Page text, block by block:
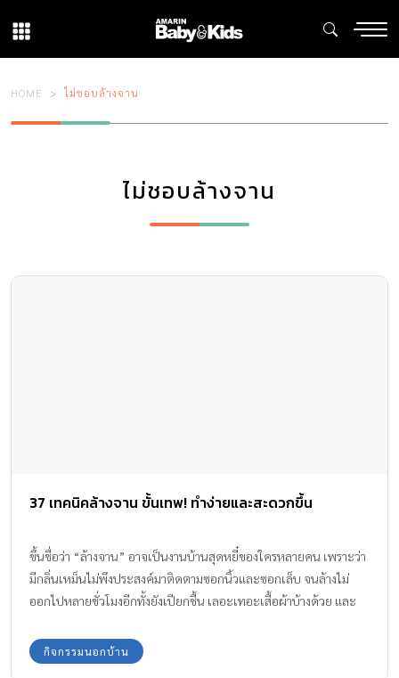
HOME ไม่ชอบล้างจาน
ไม่ชอบล้างจาน
37 เทคนิคล้างจาน ขั้นเทพ! ทำง่ายและสะดวกขึ้น
ขึ้นชื่อว่า “ล้างจาน” อาจเป็นงานบ้านสุดหยี๋ของใครหลายคน เพราะว่า
มีกลิ่นเหม็นไม่พึงประสงค์มาติดตามซอกนิ้วและซอกเล็บ จนล้างไม่
ออกไปหลายชั่วโมงอีกทั้งยังเปียกชื้น เลอะเทอะเสื้อผ้าบ้างด้วย และ
รู้สึก...กิจกรรมนอกบ้าน